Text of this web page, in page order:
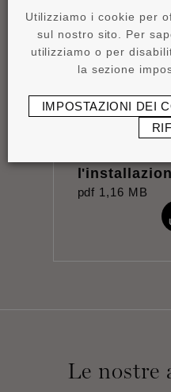
Scheda
pdf 0,87 MB
pdf 1,16 MB
Le nostre
Utilizziamo i cookie per
sul nostro sito. Per
utilizziamo o per
la sezione
IMPOSTAZIONI DEI